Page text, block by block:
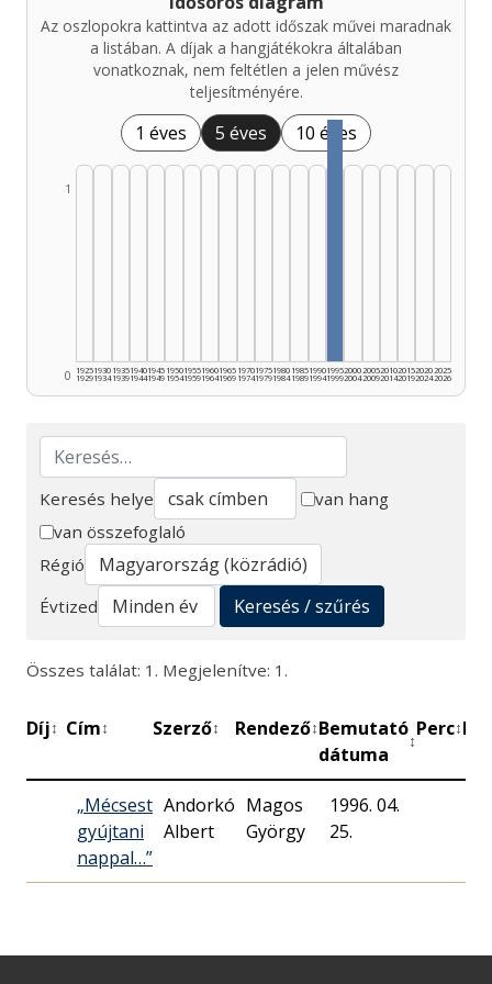
Az oszlopokra kattintva az adott időszak művei maradnak
a listában. A díjak a hangjátékokra általában
vonatkoznak, nem feltétlen a jelen művész
teljesítményére.
1 éves 5 éves 10 éves
0
1
1925
1929
1930
1934
1935
1939
1940
1944
1945
1949
1950
1954
1955
1959
1960
1964
1965
1969
1970
1974
1975
1979
1980
1984
1985
1989
1990
1994
1995
1999
2000
2004
2005
2009
2010
2014
2015
2019
2020
2024
2025
2026
Keresés
Keresés helye
van hang
van összefoglaló
Régió
Évtized
Keresés / szűrés
Összes találat: 1. Megjelenítve: 1.
Díj↕ Cím↕ Szerző↕ Rendező↕Bemutató
dátuma
↕
Perc↕
„Mécsest
gyújtani
nappal…”
Andorkó
Albert
Magos
György
1996. 04.
25.